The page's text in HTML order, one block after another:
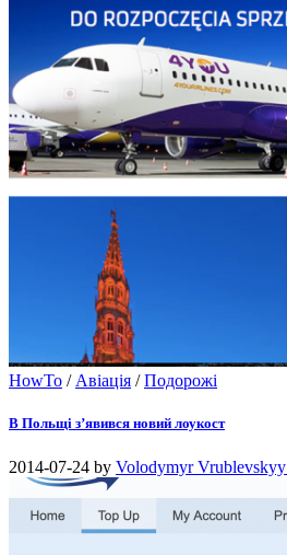
HowTo / Авіація /Подорожі
В Польщі з’явився новий лоукост
2014-07-24 by Volodymyr Vrublevskyy